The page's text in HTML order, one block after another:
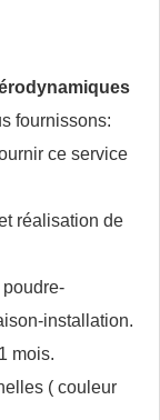
fournissons:
ce service
réalisation de
installation.
mois.
( couleur